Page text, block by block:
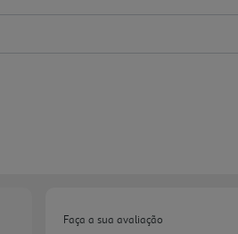
Faça a sua avaliação